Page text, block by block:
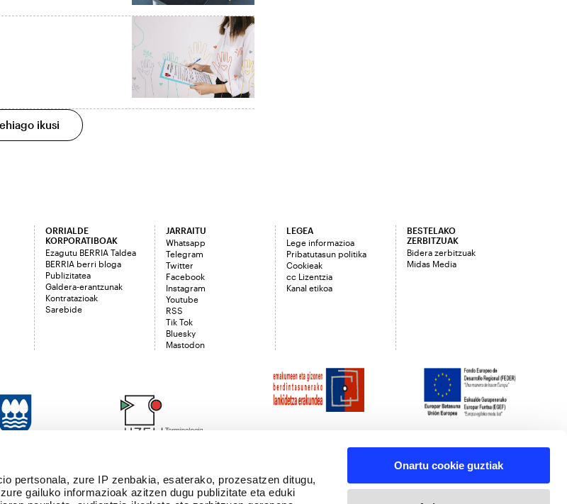
pertsonala, zure IP zenbakia, esaterako, prozesatzen ditugu,
gailuko informazioak azitzen dugu publizitate eta eduki
Onartu cookie guztiak
ikusi
ORRIALDE
KORPORATIBOAK
Ezagutu BERRIA Taldea
BERRIA berri bloga
Publizitatea
Galdera-erantzunak
Kontratazioak
Sarebide
JARRAITU
Whatsapp
Telegram
Twitter
Facebook
Instagram
Youtube
RSS
Tik Tok
Bluesky
Mastodon
LEGEA
Lege informazioa
Pribatutasun politika
Cookieak
cc Lizentzia
Kanal etikoa
BESTELAKO
ZERBITZUAK
Bidera zerbitzuak
Midas Media